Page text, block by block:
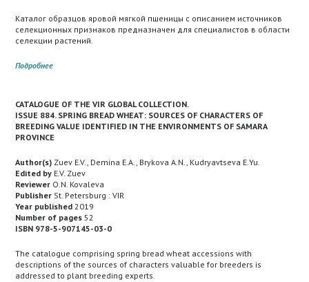
Каталог образцов яровой мягкой пшеницы с описанием источников
селекционных признаков предназначен для специалистов в области
селекции растений.
Подробнее
CATALOGUE OF THE VIR GLOBAL COLLECTION.
ISSUE 884. SPRING BREAD WHEAT: SOURCES OF CHARACTERS OF
BREEDING VALUE IDENTIFIED IN THE ENVIRONMENTS OF SAMARA
PROVINCE
Author(s) Zuev E.V., Demina E.A., Brykova A.N., Kudryavtseva E.Yu.
Edited by E.V. Zuev
Reviewer O.N. Kovaleva
Publisher St. Petersburg : VIR
Year published 2019
Number of pages 52
ISBN 978-5-907145-03-0
The catalogue comprising spring bread wheat accessions with
descriptions of the sources of characters valuable for breeders is
addressed to plant breeding experts.